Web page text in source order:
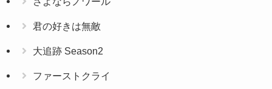
君の好きは無敵
大追跡 Season2
ファーストクライ